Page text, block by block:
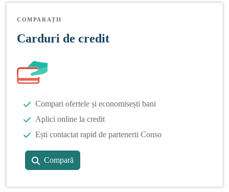
COMPARAȚII
Carduri de credit
Compari ofertele și economisești bani
Aplici online la credit
Ești contactat rapid de partenerii Conso
Compară